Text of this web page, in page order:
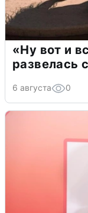
«Ну вот и
развелась
6 августа 0